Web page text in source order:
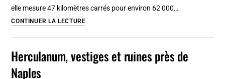
elle mesure 47 kilomètres carrés pour environ 62 000…
CONTINUER LA LECTUREIle
Italie,
Herculanum, vestiges et ruines près de
Naples